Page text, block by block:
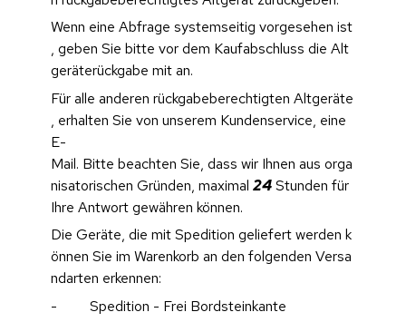
Wenn eine Abfrage systemseitig vorgesehen ist
, geben Sie bitte vor dem Kaufabschluss die Alt
geräterückgabe mit an.
Für alle anderen rückgabeberechtigten Altgeräte
, erhalten Sie von unserem Kundenservice, eine
E-
Mail. Bitte beachten Sie, dass wir Ihnen aus orga
nisatorischen Gründen, maximal 24 Stunden für
Ihre Antwort gewähren können.
Die Geräte, die mit Spedition geliefert werden k
önnen Sie im Warenkorb an den folgenden Versa
ndarten erkennen:
-         Spedition - Frei Bordsteinkante